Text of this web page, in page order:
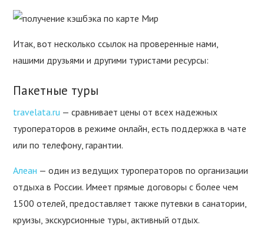
Итак, вот несколько ссылок на проверенные нами,
нашими друзьями и другими туристами ресурсы:
Пакетные туры
travelata.ru — сравнивает цены от всех надежных
туроператоров в режиме онлайн, есть поддержка в чате
или по телефону, гарантии.
Алеан — один из ведущих туроператоров по организации
отдыха в России. Имеет прямые договоры с более чем
1500 отелей, предоставляет также путевки в санатории,
круизы, экскурсионные туры, активный отдых.